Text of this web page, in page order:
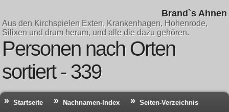
Brand`s Ahnen
Aus den Kirchspielen Exten, Krankenhagen, Hohenrode,
Silixen und drum herum, und alle die dazu gehören.
Personen nach Orten
sortiert - 339
Startseite Nachnamen-Index
Seiten-Verzeichnis